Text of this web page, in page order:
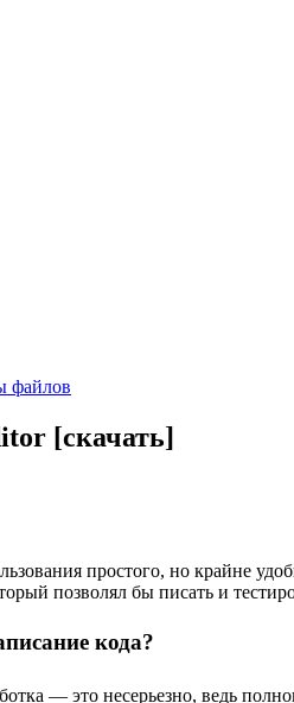
файлов
[скачать]
простого, но крайне
позволял бы писать и
кода?
— это несерьезно, ведь